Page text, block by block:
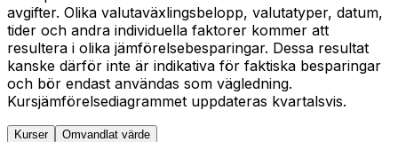
avgifter. Olika valutaväxlingsbelopp, valutatyper, datum,
tider och andra individuella faktorer kommer att
resultera i olika jämförelsebesparingar. Dessa resultat
kanske därför inte är indikativa för faktiska besparingar
och bör endast användas som vägledning.
Kursjämförelsediagrammet uppdateras kvartalsvis.
Kurser Omvandlat värde